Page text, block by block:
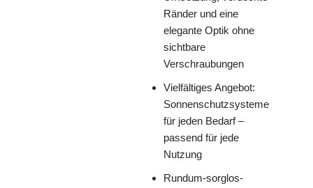
Ränder und eine
elegante Optik ohne
sichtbare
Verschraubungen
Vielfältiges Angebot:
Sonnenschutzsysteme
für jeden Bedarf –
passend für jede
Nutzung
Rundum-sorglos-